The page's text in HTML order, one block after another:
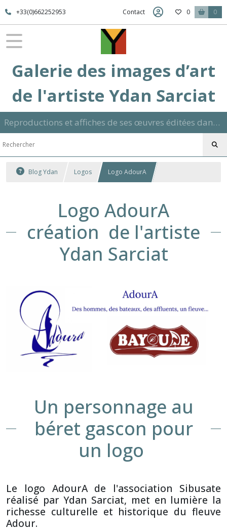
+33(0)662252953 Contact 0 0
Galerie des images d’art
de l'artiste Ydan Sarciat
Reproductions et affiches de ses œuvres éditées dans son atelier sur papier ou toile dans différents formats et signées manuscrite
Blog Ydan Logos Logo AdourA
Logo AdourA
création de l'artiste
Ydan Sarciat
Un personnage au
béret gascon pour
un logo
Le logo AdourA de l'association Sibusate
réalisé par Ydan Sarciat, met en lumière la
richesse culturelle et historique du fleuve
Adour.